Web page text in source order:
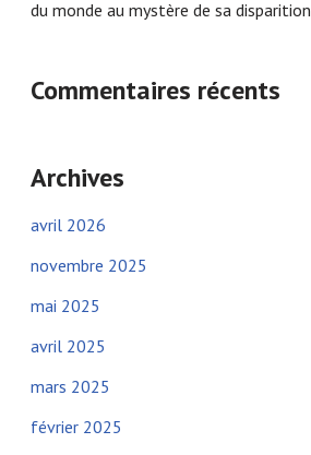
du monde au mystère de sa disparition
Commentaires récents
Archives
avril 2026
novembre 2025
mai 2025
avril 2025
mars 2025
février 2025